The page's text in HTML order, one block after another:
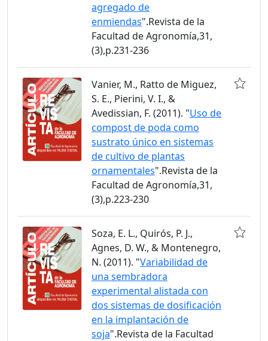
agregado de
enmiendas".Revista de la
Facultad de Agronomía,31,
(3),p.231-236
Vanier, M., Ratto de Miguez,
S. E., Pierini, V. I., &
Avedissian, F. (2011). "Uso de
compost de poda como
sustrato único en sistemas
de cultivo de plantas
ornamentales".Revista de la
Facultad de Agronomía,31,
(3),p.223-230
Soza, E. L., Quirós, P. J.,
Agnes, D. W., & Montenegro,
N. (2011). "Variabilidad de
una sembradora
experimental alistada con
dos sistemas de dosificación
en la implantación de
soja".Revista de la Facultad